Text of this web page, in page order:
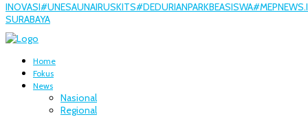
INOVASI#UNESAUNAIRUSKITS#DEDURIANPARKBEASISWA
SURABAYA
Home
Fokus
News
Nasional
Regional